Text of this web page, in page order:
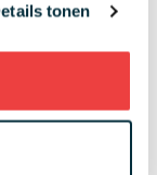
tonen
Brabantse
er ook gegolft